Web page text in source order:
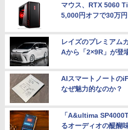
マウス、RTX 5060
5,000円オフで30万円
レイズのプレミアム
Aから「2×9R」が登
AIスマートノートの
なぜ魅力的なのか？
「A&ultima
るオーディオの醍醐